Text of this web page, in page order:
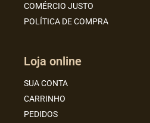
COMÉRCIO JUSTO
POLÍTICA DE COMPRA
Loja online
SUA CONTA
CARRINHO
PEDIDOS